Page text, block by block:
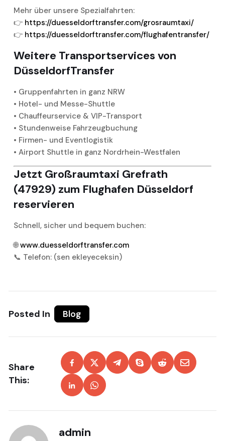
Mehr über unsere Spezialfahrten:
👉 https://duesseldorftransfer.com/grosraumtaxi/
👉 https://duesseldorftransfer.com/flughafentransfer/
Weitere Transportservices von
DüsseldorfTransfer
• Gruppenfahrten in ganz NRW
• Hotel- und Messe-Shuttle
• Chauffeurservice & VIP-Transport
• Stundenweise Fahrzeugbuchung
• Firmen- und Eventlogistik
• Airport Shuttle in ganz Nordrhein-Westfalen
Jetzt Großraumtaxi Grefrath
(47929) zum Flughafen Düsseldorf
reservieren
Schnell, sicher und bequem buchen:
🌐www.duesseldorftransfer.com
📞 Telefon: (sen ekleyeceksin)
Posted In Blog
Share
This:
admin